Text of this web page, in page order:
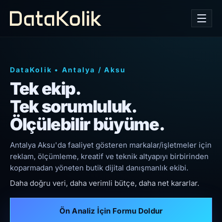
DataKolik • Antalya /Aksu
Tek ekip.
Tek sorumluluk.
Ölçülebilir büyüme.
Antalya Aksu'da faaliyet gösteren markalar/işletmeler için
reklam, ölçümleme, kreatif ve teknik altyapıyı birbirinden
koparmadan yöneten butik dijital danışmanlık ekibi.
Daha doğru veri, daha verimli bütçe, daha net kararlar.
Ön Analiz İçin Formu Doldur